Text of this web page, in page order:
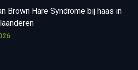
Brown Hare Syndrome bij haas in